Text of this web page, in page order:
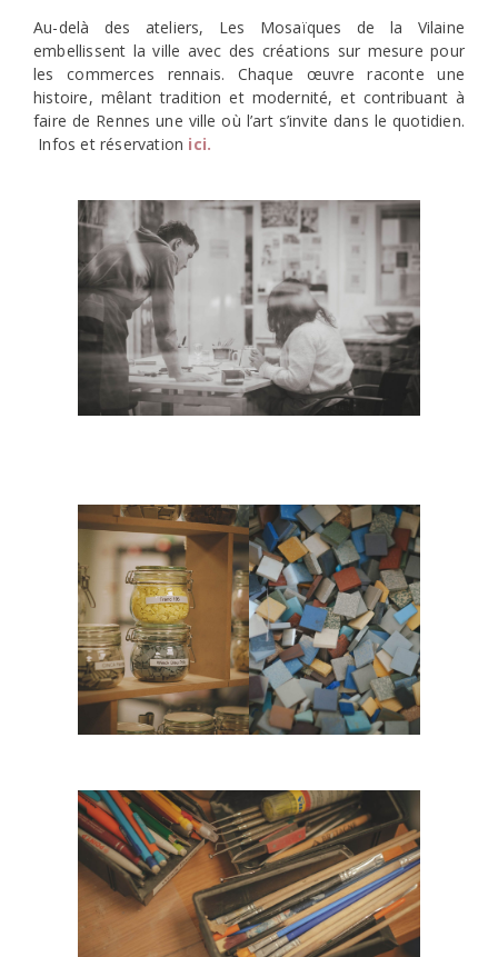
Au-delà des ateliers, Les Mosaïques de la Vilaine
embellissent la ville avec des créations sur mesure pour
les commerces rennais. Chaque œuvre raconte une
histoire, mêlant tradition et modernité, et contribuant à
faire de Rennes une ville où l’art s’invite dans le quotidien.
Infos et réservation ici.